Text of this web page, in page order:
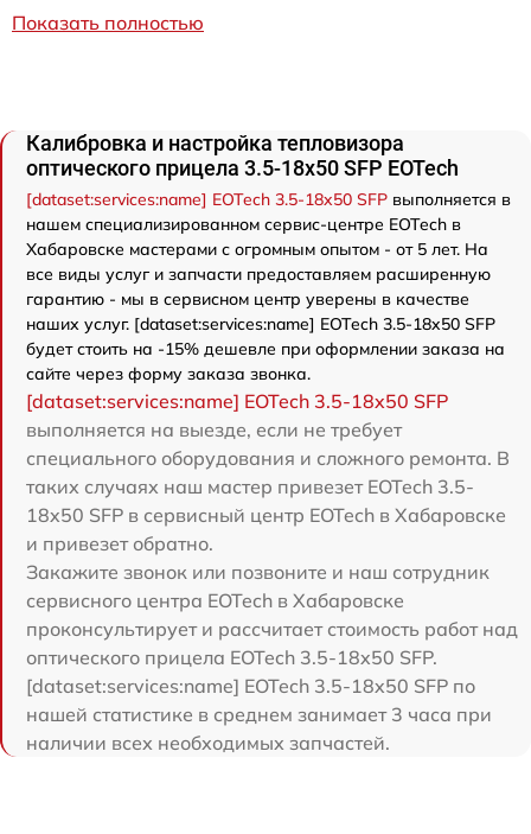
Показать полностью
Калибровка и настройка тепловизора
оптического прицела 3.5-18x50 SFP EOTech
[dataset:services:name] EOTech 3.5-18x50 SFP выполняется в
нашем специализированном сервис-центре EOTech в
Хабаровске мастерами с огромным опытом - от 5 лет. На
все виды услуг и запчасти предоставляем расширенную
гарантию - мы в сервисном центр уверены в качестве
наших услуг. [dataset:services:name] EOTech 3.5-18x50 SFP
будет стоить на -15% дешевле при оформлении заказа на
сайте через форму заказа звонка.
[dataset:services:name] EOTech 3.5-18x50 SFP
выполняется на выезде, если не требует
специального оборудования и сложного ремонта. В
таких случаях наш мастер привезет EOTech 3.5-
18x50 SFP в сервисный центр EOTech в Хабаровске
и привезет обратно.
Закажите звонок или позвоните и наш сотрудник
сервисного центра EOTech в Хабаровске
проконсультирует и рассчитает стоимость работ над
оптического прицела EOTech 3.5-18x50 SFP.
[dataset:services:name] EOTech 3.5-18x50 SFP по
нашей статистике в среднем занимает 3 часа при
наличии всех необходимых запчастей.